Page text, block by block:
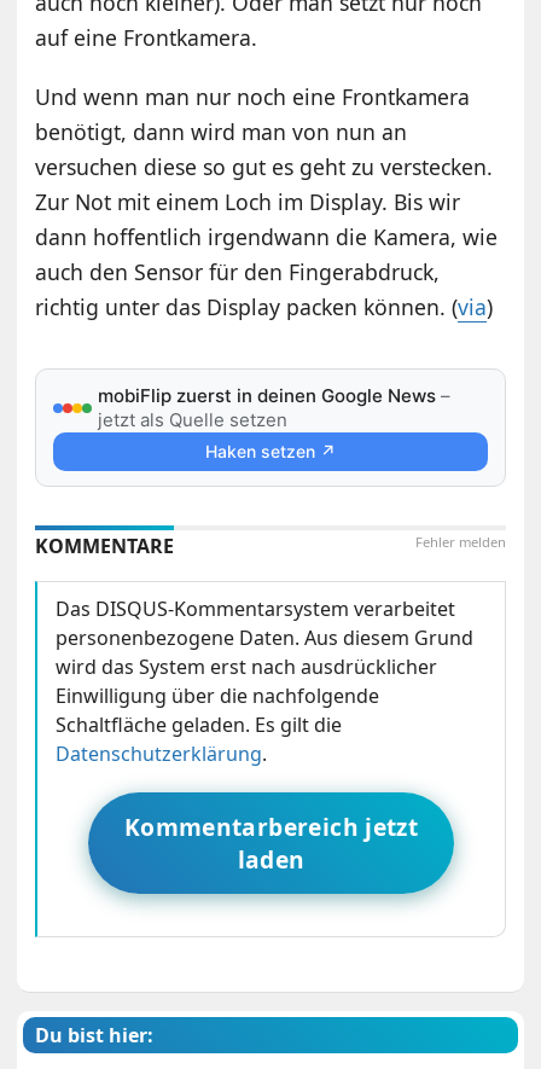
auf eine Frontkamera.
Und wenn man nur noch eine Frontkamera
benötigt, dann wird man von nun an
versuchen diese so gut es geht zu verstecken.
Zur Not mit einem Loch im Display. Bis wir
dann hoffentlich irgendwann die Kamera, wie
auch den Sensor für den Fingerabdruck,
richtig unter das Display packen können. (via)
mobiFlip zuerst in deinen Google News –
jetzt als Quelle setzen
Haken setzen ↗
Fehler melden
KOMMENTARE
Das DISQUS-Kommentarsystem verarbeitet
personenbezogene Daten. Aus diesem Grund
wird das System erst nach ausdrücklicher
Einwilligung über die nachfolgende
Schaltfläche geladen. Es gilt die
Datenschutzerklärung.
Kommentarbereich jetzt
laden
Du bist hier: